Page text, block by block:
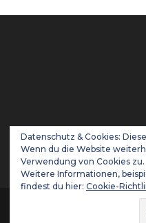
Datenschutz & Cookies:
Wenn du die Website
Verwendung von Cookies zu.
Weitere Informationen,
findest du hier: Cookie-